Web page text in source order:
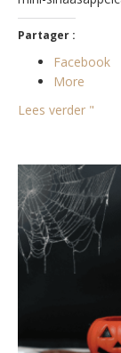
Partager :
Facebook
More
Lees verder "